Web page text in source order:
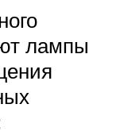
лампы